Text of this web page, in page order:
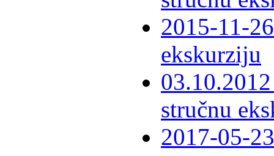
2015-11-
ekskurziju
stručnu
2017-05-